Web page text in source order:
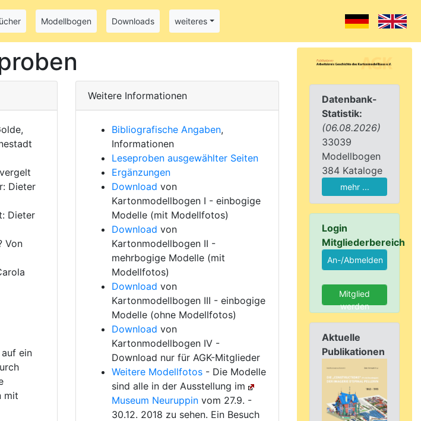
Modellbogen Downloads weiteres
Datenbank-
Statistik:
(06.08.2026)
33039
Modellbogen
384 Kataloge
mehr ...
Login
Mitgliederbereich
Mitglied
werden
Aktuelle
Publikationen
Dieter
Dieter
Von
ein
mit
Weitere Informationen
Bibliografische Angaben,
Informationen
Leseproben ausgewählter Seiten
Ergänzungen
Download von
Kartonmodellbogen I - einbogige
Modelle (mit Modellfotos)
Download von
Kartonmodellbogen II -
mehrbogige Modelle (mit
Modellfotos)
Download von
Kartonmodellbogen III - einbogige
Modelle (ohne Modellfotos)
Download von
Kartonmodellbogen IV -
Download nur für AGK-Mitglieder
Weitere Modellfotos- Die Modelle
sind alle in der Ausstellung im
Museum Neuruppinvom 27.9. -
30.12. 2018 zu sehen. Ein Besuch